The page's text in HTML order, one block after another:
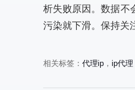
析失败原因。数据不
污染就下滑。保持关
相关标签： 代理ip ， ip代理
评测：十大厂商权威